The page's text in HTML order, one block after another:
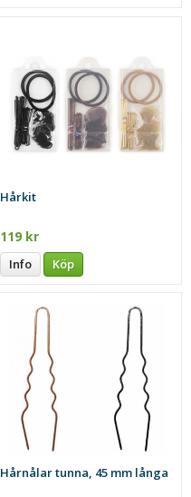
Hårkit
119 kr
Info Köp
Hårnålar tunna, 45 mm långa